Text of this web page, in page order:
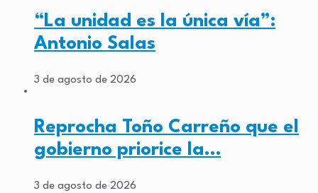
“La unidad es la única vía”:
Antonio Salas
3 de agosto de 2026
Reprocha Toño Carreño que el
gobierno priorice la…
3 de agosto de 2026